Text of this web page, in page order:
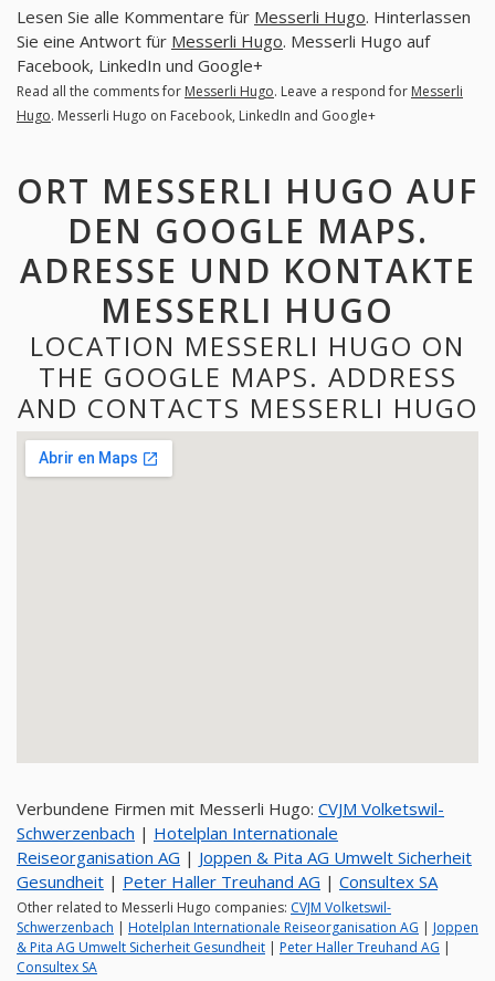
Lesen Sie alle Kommentare für Messerli Hugo. Hinterlassen
Sie eine Antwort für Messerli Hugo. Messerli Hugo auf
Facebook, LinkedIn und Google+
Read all the comments for Messerli Hugo. Leave a respond for Messerli
Hugo. Messerli Hugo on Facebook, LinkedIn and Google+
ORT MESSERLI HUGO AUF
DEN GOOGLE MAPS.
ADRESSE UND KONTAKTE
MESSERLI HUGO
LOCATION MESSERLI HUGO ON
THE GOOGLE MAPS. ADDRESS
AND CONTACTS MESSERLI HUGO
Verbundene Firmen mit Messerli Hugo: CVJM Volketswil-
Schwerzenbach | Hotelplan Internationale
Reiseorganisation AG | Joppen & Pita AG Umwelt Sicherheit
Gesundheit | Peter Haller Treuhand AG | Consultex SA
Other related to Messerli Hugo companies: CVJM Volketswil-
Schwerzenbach | Hotelplan Internationale Reiseorganisation AG | Joppen
& Pita AG Umwelt Sicherheit Gesundheit | Peter Haller Treuhand AG |
Consultex SA